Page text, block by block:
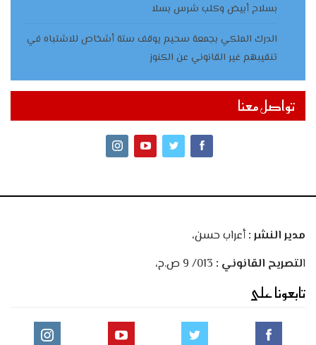
بسلاح أبيض وكلب شرس بسلا
الدرك الملكي بجمعة سحيم يوقف ستة أشخاص للاشتباه في
تنقيبهم غير القانوني عن الكنوز
تواصل معنا
مدير النشر :أعراب حسن،
التصريح القانوني :
تابعونا على